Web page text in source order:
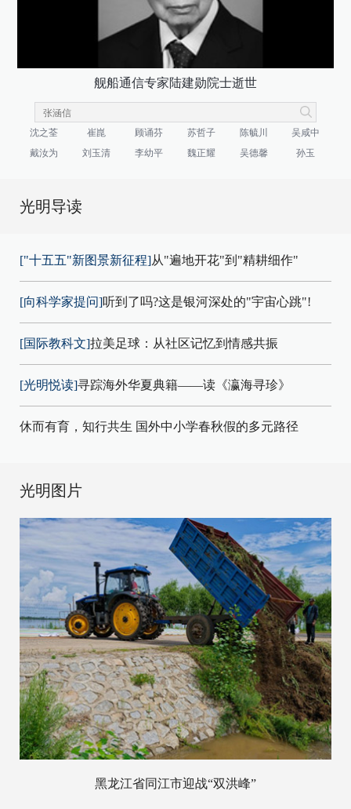
舰船通信专家陆建勋院士逝世
沈之荃 崔崑 顾诵芬 苏哲子 陈毓川
吴咸中
戴汝为
刘玉清 李幼平 魏正耀 吴德馨 孙玉
光明导读
["十五五"新图景新征程]从"遍地开花"到"精耕细作"
[向科学家提问]听到了吗?这是银河深处的"宇宙心跳"!
[国际教科文]拉美足球：从社区记忆到情感共振
[光明悦读]寻踪海外华夏典籍——读《瀛海寻珍》
休而有育，知行共生 国外中小学春秋假的多元路径
光明图片
黑龙江省同江市迎战“双洪峰”